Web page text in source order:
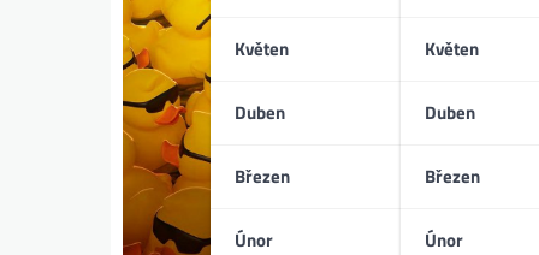
Květen
Duben
Březen
Únor
Květen
Duben
Březen
Únor